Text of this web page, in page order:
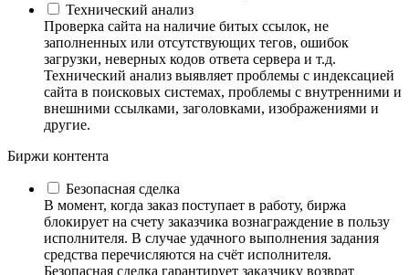
Технический анализ
Проверка сайта на наличие битых ссылок, не
заполненных или отсутствующих тегов, ошибок
загрузки, неверных кодов ответа сервера и т.д.
Технический анализ выявляет проблемы с индексацией
сайта в поисковых системах, проблемы с внутренними и
внешними ссылками, заголовками, изображениями и
другие.
Биржи контента
Безопасная сделка
В момент, когда заказ поступает в работу, биржа
блокирует на счету заказчика вознаграждение в пользу
исполнителя. В случае удачного выполнения задания
средства перечисляются на счёт исполнителя.
Безопасная сделка гарантирует заказчику возврат